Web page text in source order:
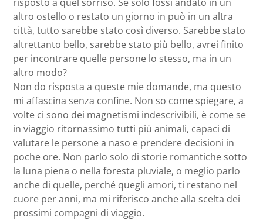
altro ostello o restato un giorno in può in un altra
città, tutto sarebbe stato così diverso. Sarebbe stato
altrettanto bello, sarebbe stato più bello, avrei finito
per incontrare quelle persone lo stesso, ma in un
altro modo?
Non do risposta a queste mie domande, ma questo
mi affascina senza confine. Non so come spiegare, a
volte ci sono dei magnetismi indescrivibili, è come se
in viaggio ritornassimo tutti più animali, capaci di
valutare le persone a naso e prendere decisioni in
poche ore. Non parlo solo di storie romantiche sotto
la luna piena o nella foresta pluviale, o meglio parlo
anche di quelle, perché quegli amori, ti restano nel
cuore per anni, ma mi riferisco anche alla scelta dei
prossimi compagni di viaggio.